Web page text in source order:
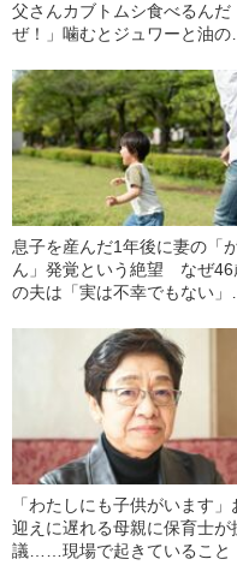
父さんカブトムシ食べるんだ
ぜ！」噛むとジュワーと油のよ
「いちばん不味い昆虫食」
息子を産んだ1年後に妻の「
ん」発覚という絶望 なぜ46
の夫は「実は不幸でもない」と
「わたしにも子供がいます」
迎えに遅れる母親に保育士が
議……現場で起きていること